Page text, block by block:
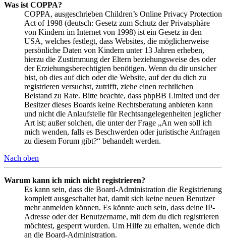
Was ist COPPA?
COPPA, ausgeschrieben Children’s Online Privacy Protection
Act of 1998 (deutsch: Gesetz zum Schutz der Privatsphäre
von Kindern im Internet von 1998) ist ein Gesetz in den
USA, welches festlegt, dass Websites, die möglicherweise
persönliche Daten von Kindern unter 13 Jahren erheben,
hierzu die Zustimmung der Eltern beziehungsweise des oder
der Erziehungsberechtigten benötigen. Wenn du dir unsicher
bist, ob dies auf dich oder die Website, auf der du dich zu
registrieren versuchst, zutrifft, ziehe einen rechtlichen
Beistand zu Rate. Bitte beachte, dass phpBB Limited und der
Besitzer dieses Boards keine Rechtsberatung anbieten kann
und nicht die Anlaufstelle für Rechtsangelegenheiten jeglicher
Art ist; außer solchen, die unter der Frage „An wen soll ich
mich wenden, falls es Beschwerden oder juristische Anfragen
zu diesem Forum gibt?“ behandelt werden.
Nach oben
Warum kann ich mich nicht registrieren?
Es kann sein, dass die Board-Administration die Registrierung
komplett ausgeschaltet hat, damit sich keine neuen Benutzer
mehr anmelden können. Es könnte auch sein, dass deine IP-
Adresse oder der Benutzername, mit dem du dich registrieren
möchtest, gesperrt wurden. Um Hilfe zu erhalten, wende dich
an die Board-Administration.